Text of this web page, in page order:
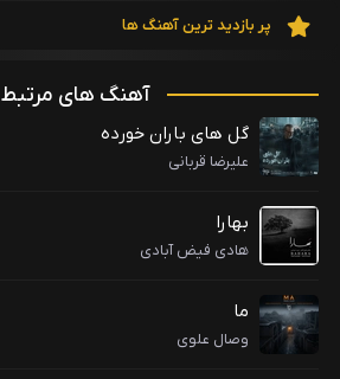
پر بازدید ترین آهنگ ها
آهنگ های مرتبط
گل های باران خورده
علیرضا قربانی
بهارا
هادی فیض آبادی
ما
وصال علوی